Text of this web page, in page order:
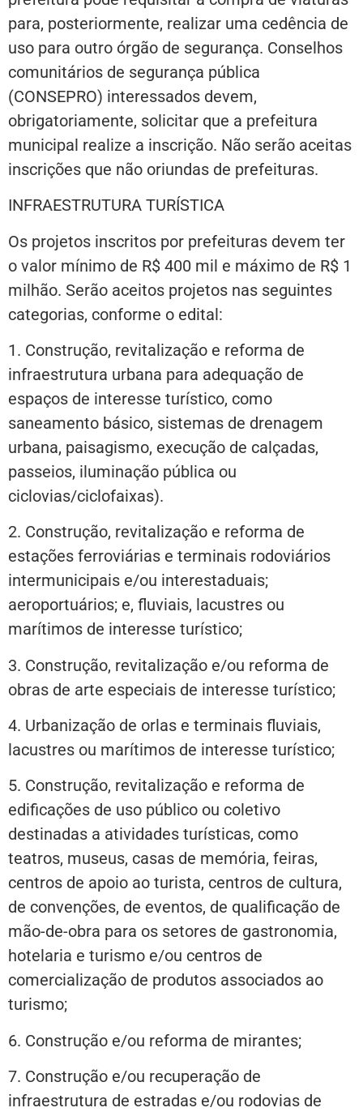
para, posteriormente, realizar uma cedência de
uso para outro órgão de segurança. Conselhos
comunitários de segurança pública
(CONSEPRO) interessados devem,
obrigatoriamente, solicitar que a prefeitura
municipal realize a inscrição. Não serão aceitas
inscrições que não oriundas de prefeituras.
INFRAESTRUTURA TURÍSTICA
Os projetos inscritos por prefeituras devem ter
o valor mínimo de R$ 400 mil e máximo de R$ 1
milhão. Serão aceitos projetos nas seguintes
categorias, conforme o edital:
1.⁠ ⁠Construção, revitalização e reforma de
infraestrutura urbana para adequação de
espaços de interesse turístico, como
saneamento básico, sistemas de drenagem
urbana, paisagismo, execução de calçadas,
passeios, iluminação pública ou
ciclovias/ciclofaixas).
2.⁠ ⁠Construção, revitalização e reforma de
estações ferroviárias e terminais rodoviários
intermunicipais e/ou interestaduais;
aeroportuários; e, fluviais, lacustres ou
marítimos de interesse turístico;
3. Construção, revitalização e/ou reforma de
obras de arte especiais de interesse turístico;
4.⁠ ⁠Urbanização de orlas e terminais fluviais,
lacustres ou marítimos de interesse turístico;
5.⁠ ⁠Construção, revitalização e reforma de
edificações de uso público ou coletivo
destinadas a atividades turísticas, como
teatros, museus, casas de memória, feiras,
centros de apoio ao turista, centros de cultura,
de convenções, de eventos, de qualificação de
mão-de-obra para os setores de gastronomia,
hotelaria e turismo e/ou centros de
comercialização de produtos associados ao
turismo;
6. Construção e/ou reforma de mirantes;
7.⁠ ⁠Construção e/ou recuperação de
infraestrutura de estradas e/ou rodovias de